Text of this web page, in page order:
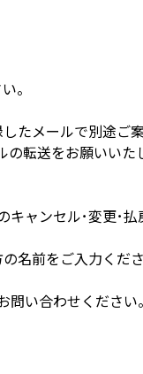
。
たメールで別途ご
の転送をお願いいた
ャンセル･変更･
名前をご入力くだ
問い合わせください